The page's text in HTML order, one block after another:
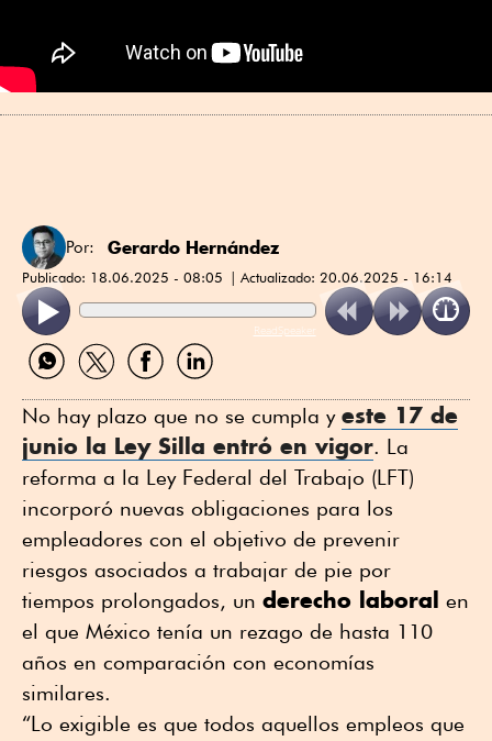
Por: Gerardo Hernández
Publicado: 18.06.2025 - 08:05 Actualizado: 20.06.2025 - 16:14
ReadSpeaker
Compartir
por
Compartir
por
Compartir
por
Compartir
por
No hay plazo que no se cumpla y este 17 de
junio la Ley Silla entró en vigor. La
reforma a la Ley Federal del Trabajo (LFT)
incorporó nuevas obligaciones para los
empleadores con el objetivo de prevenir
riesgos asociados a trabajar de pie por
tiempos prolongados, un derecho laboral en
el que México tenía un rezago de hasta 110
años en comparación con economías
similares.
“Lo exigible es que todos aquellos empleos que